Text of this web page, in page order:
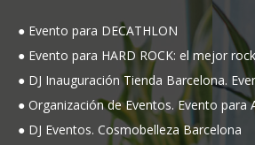
Evento para DECATHLON
Evento para HARD ROCK: el mejor
DJ Inauguración Tienda Barcelona.
Organización de Eventos. Evento para
DJ Eventos. Cosmobelleza Barcelona